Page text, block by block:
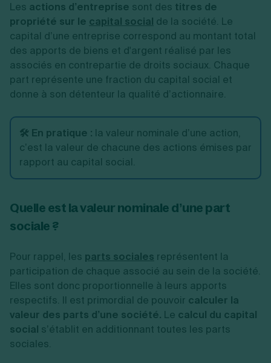
Les actions d’entreprise sont des titres de
propriété sur le capital social de la société. Le
capital d’une entreprise correspond au montant total
des apports de biens et d'argent réalisé par les
associés en contrepartie de droits sociaux. Chaque
part représente une fraction du capital social et
donne à son détenteur la qualité d’actionnaire.
🛠️ En pratique : la valeur nominale d’une action,
c’est la valeur de chacune des actions émises par
rapport au capital social.
Quelle est la valeur nominale d’une part
sociale ?
Pour rappel, les parts sociales représentent la
participation de chaque associé au sein de la société.
Elles sont donc proportionnelle à leurs apports
respectifs. Il est primordial de pouvoir calculer la
valeur des parts d’une société. Le calcul du capital
social s’établit en additionnant toutes les parts
sociales.